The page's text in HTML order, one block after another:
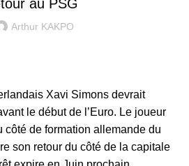
au PSG
Arthur KAKPO
Xavi Simons devrait
le début de l’Euro. Le joueur
côté de formation allemande du
son retour du côté de la capitale